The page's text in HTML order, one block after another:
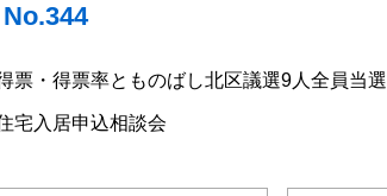
票・得票率とものばし北区議選9人全員当選
宅入居申込相談会